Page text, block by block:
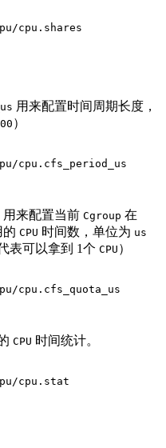
cpu.shares
用来配置时间周期长度，
）
cpu.cfs_period_us
用来配置当前 Cgroup 在
的 CPU 时间数，单位为 us
表可以拿到 1个 CPU ）
cpu.cfs_quota_us
CPU 时间统计。
cpu.stat